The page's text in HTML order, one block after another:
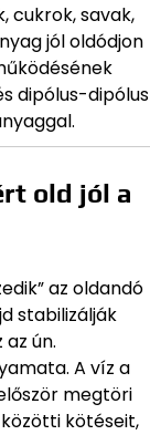
cukrok, savak,
jól oldódjon
dipólus-dipólus
old jól a
az oldandó
stabilizálják
ún.
A víz a
megtöri
kötéseit,